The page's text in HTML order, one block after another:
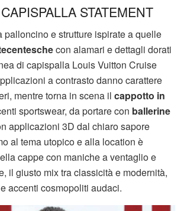
STATEMENT
palloncino e strutture ispirate a quelle
con alamari e dettagli dorati
di capispalla Louis Vuitton Cruise
a contrasto danno carattere
mentre torna in scena il cappotto in
sportswear, da portare con ballerine
applicazioni 3D dal chiaro sapore
al tema utopico e alla location è
cappe con maniche a ventaglio e
il giusto mix tra classicità e modernità,
accenti cosmopoliti audaci.